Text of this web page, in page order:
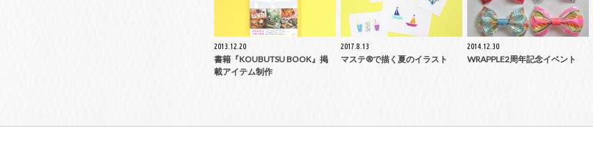
2013.12.20
書籍『KOUBUTSU BOOK』掲
載アイテム制作
2017.8.13
マステ®で描く夏のイラスト
2014.12.30
WRAPPLE2周年記念イベント